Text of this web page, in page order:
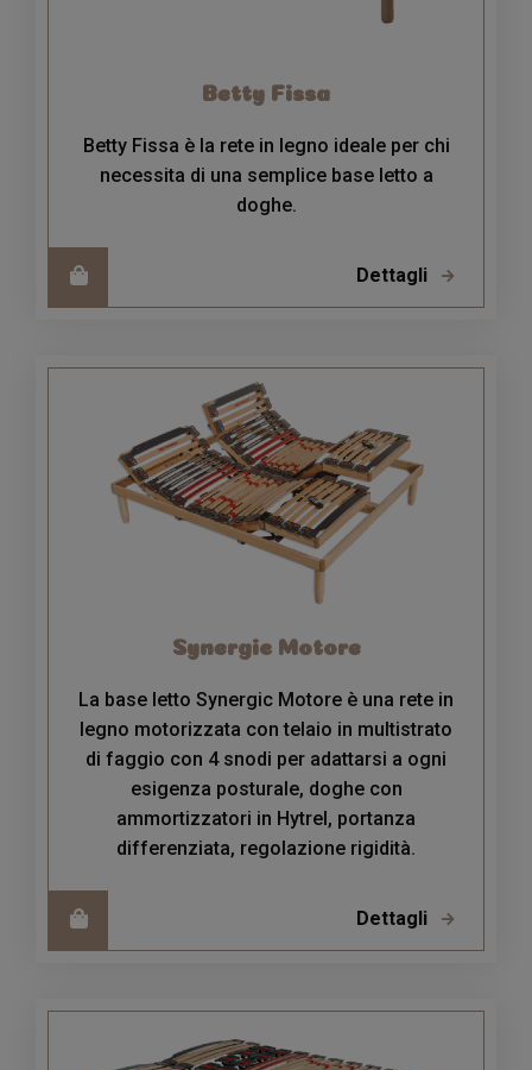
Betty Fissa
Betty Fissa è la rete in legno ideale per chi
necessita di una semplice base letto a
doghe.
Dettagli
Synergic Motore
La base letto Synergic Motore è una rete in
legno motorizzata con telaio in multistrato
di faggio con 4 snodi per adattarsi a ogni
esigenza posturale, doghe con
ammortizzatori in Hytrel, portanza
differenziata, regolazione rigidità.
Dettagli